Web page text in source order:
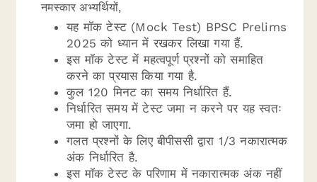
नमस्कार अभ्यर्थियों,
यह मॉक टेस्ट (Mock Test) BPSC Prelims
2025 को ध्यान में रखकर लिखा गया हैं.
इस मॉक टेस्ट में महत्वपूर्ण प्रश्नों को समाहित
करने का प्रयास किया गया है.
कुल 120 मिनट का समय निर्धारित हैं.
निर्धारित समय में टेस्ट जमा न करने पर यह स्वतः
जमा हो जाएगा.
गलत प्रश्नों के लिए बीपीससी द्वारा 1/3 नकारात्मक
अंक निर्धारित है.
इस मॉक टेस्ट के परिणाम में नकारात्मक अंक नहीं